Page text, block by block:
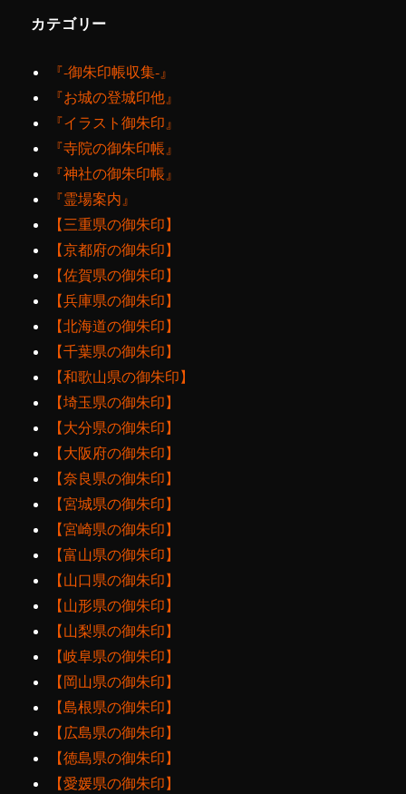
カテゴリー
『‐御朱印帳収集‐』
『お城の登城印他』
『イラスト御朱印』
『寺院の御朱印帳』
『神社の御朱印帳』
『霊場案内』
【三重県の御朱印】
【京都府の御朱印】
【佐賀県の御朱印】
【兵庫県の御朱印】
【北海道の御朱印】
【千葉県の御朱印】
【和歌山県の御朱印】
【埼玉県の御朱印】
【大分県の御朱印】
【大阪府の御朱印】
【奈良県の御朱印】
【宮城県の御朱印】
【宮崎県の御朱印】
【富山県の御朱印】
【山口県の御朱印】
【山形県の御朱印】
【山梨県の御朱印】
【岐阜県の御朱印】
【岡山県の御朱印】
【島根県の御朱印】
【広島県の御朱印】
【徳島県の御朱印】
【愛媛県の御朱印】